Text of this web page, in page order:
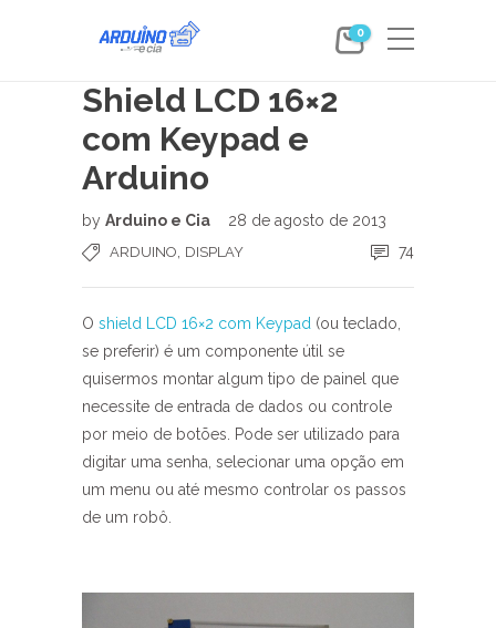
0
Shield LCD 16×2
com Keypad e
Arduino
by Arduino e Cia 28 de agosto de 2013
ARDUINO DISPLAY 74
O shield LCD 16×2 com Keypad (ou teclado,
se preferir) é um componente útil se
quisermos montar algum tipo de painel que
necessite de entrada de dados ou controle
por meio de botões. Pode ser utilizado para
digitar uma senha, selecionar uma opção em
um menu ou até mesmo controlar os passos
de um robô.